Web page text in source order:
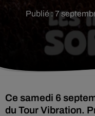
Publié : 7
Ce samedi 6
du Tour Vibration.